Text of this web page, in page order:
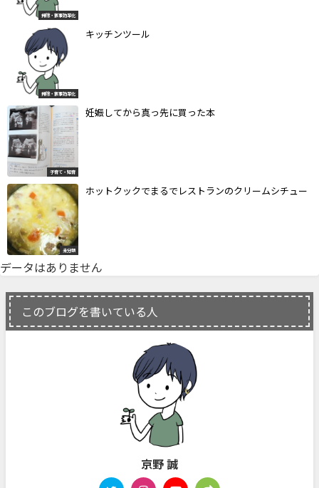
掃除・家事効率化
掃除・家事効率化
キッチンツール
子育て・知育
妊娠してから真っ先に買った本
未分類
ホットクックでまるでレストランのクリームシチュー
データはありません
このブログを書いている人
京野 誠